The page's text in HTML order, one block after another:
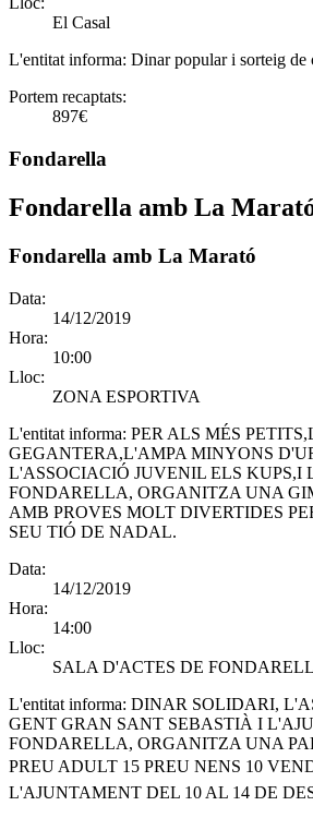
El Casal
L'entitat informa: Dinar popular i sorteig de
Portem recaptats:
897€
Fondarella
Fondarella amb La
Fondarella amb La Marató
Data:
14/12/2019
Hora:
10:00
Lloc:
ZONA ESPORTIVA
L'entitat informa: PER ALS MÉS
GEGANTERA,L'AMPA MINYONS
L'ASSOCIACIÓ JUVENIL ELS KUPS,I
FONDARELLA, ORGANITZA UNA
AMB PROVES MOLT DIVERTIDES
SEU TIÓ DE NADAL.
Data:
14/12/2019
Hora:
14:00
Lloc:
SALA D'ACTES DE
L'entitat informa: DINAR SOLIDARI,
GENT GRAN SANT SEBASTIÀ I
FONDARELLA, ORGANITZA UNA
PREU ADULT 15 PREU NENS 10
L'AJUNTAMENT DEL 10 AL 14 DE